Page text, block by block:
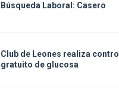
Búsqueda Laboral: Casero
Club de Leones realiza control
gratuito de glucosa